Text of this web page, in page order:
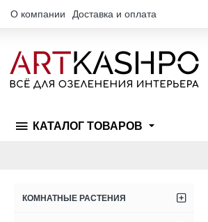
О компании Доставка и оплата
КАТАЛОГ ТОВАРОВ
КОМНАТНЫЕ РАСТЕНИЯ